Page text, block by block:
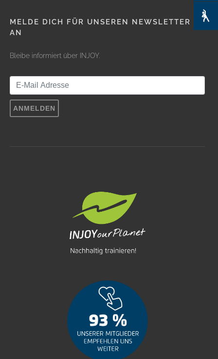
MELDE DICH FÜR UNSEREN NEWSLETTER
AN
Bleibe informiert über INJOY.
ANMELDEN